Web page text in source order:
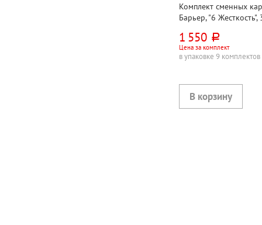
Комплект сменных
Барьер, "6
1 550 руб.
Цена за комплект
в упаковке 9 комплектов